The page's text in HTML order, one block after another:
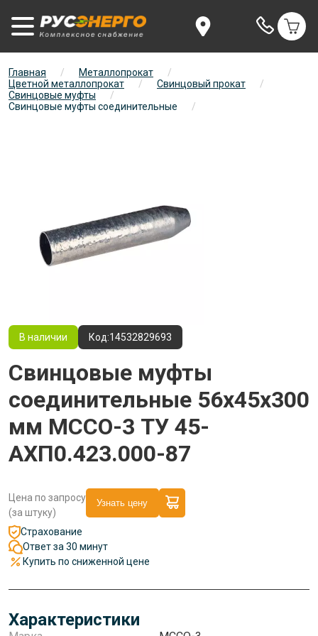
Главная / Металлопрокат
/
Цветной металлопрокат
/ Свинцовый прокат
/
Свинцовые муфты
/
Свинцовые муфты соединительные
/
В наличии Код:14532829693
Свинцовые муфты
соединительные 56x45x300
мм МССО-3 ТУ 45-
АХП0.423.000-87
Цена по запросу
(за штуку)
Узнать цену
Страхование
Ответ за 30 минут
Купить по сниженной цене
Характеристики